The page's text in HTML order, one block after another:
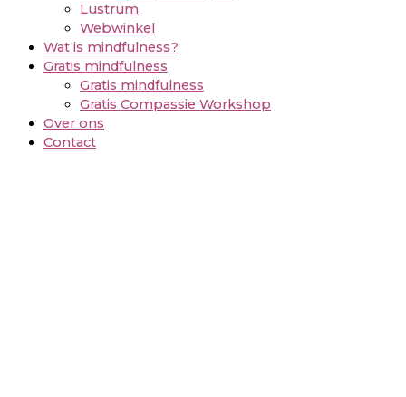
Lustrum
Webwinkel
Wat is mindfulness?
Gratis mindfulness
Gratis mindfulness
Gratis Compassie Workshop
Over ons
Contact